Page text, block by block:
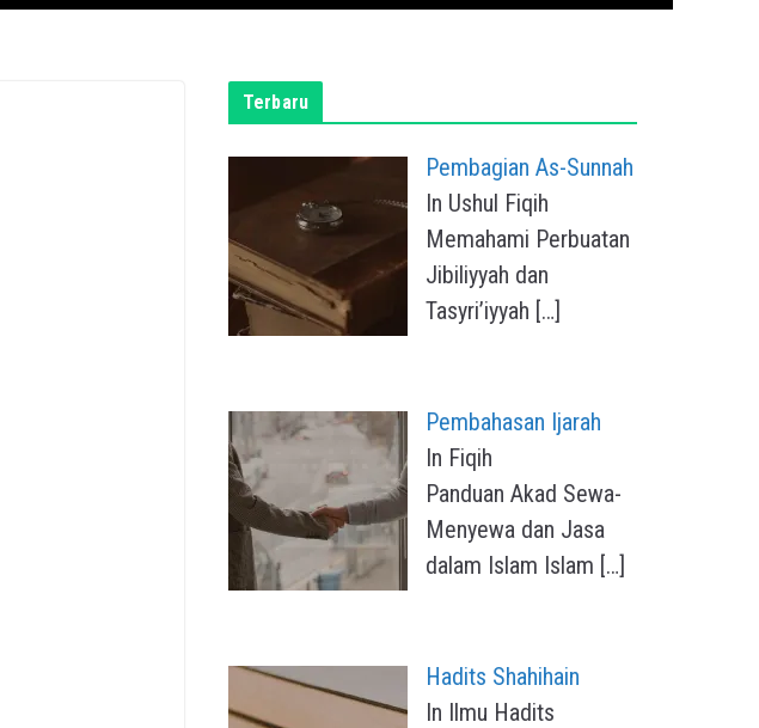
Terbaru
Pembagian As-Sunnah
In Ushul Fiqih
Memahami Perbuatan
Jibiliyyah dan
Tasyri’iyyah […]
Pembahasan Ijarah
In Fiqih
Panduan Akad Sewa-
Menyewa dan Jasa
dalam Islam Islam […]
Hadits Shahihain
In Ilmu Hadits